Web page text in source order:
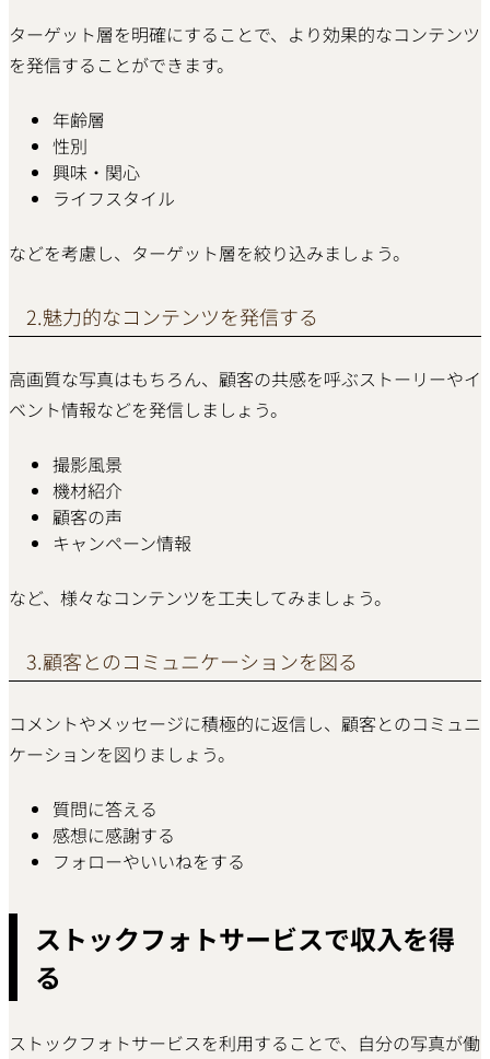
ターゲット層を明確にすることで、より効果的なコンテンツ
を発信することができます。
年齢層
性別
興味・関心
ライフスタイル
などを考慮し、ターゲット層を絞り込みましょう。
2.魅力的なコンテンツを発信する
高画質な写真はもちろん、顧客の共感を呼ぶストーリーやイ
ベント情報などを発信しましょう。
撮影風景
機材紹介
顧客の声
キャンペーン情報
など、様々なコンテンツを工夫してみましょう。
3.顧客とのコミュニケーションを図る
コメントやメッセージに積極的に返信し、顧客とのコミュニ
ケーションを図りましょう。
質問に答える
感想に感謝する
フォローやいいねをする
ストックフォトサービスで収入を得
る
ストックフォトサービスを利用することで、自分の写真が働